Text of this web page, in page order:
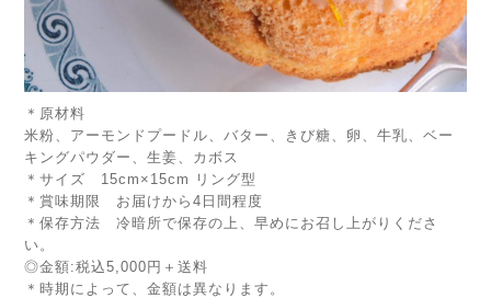
＊原材料
米粉、アーモンドプードル、バター、きび糖、卵、牛乳、ベー
キングパウダー、生姜、カボス
＊サイズ 15cm×15cm リング型
＊賞味期限 お届けから4日間程度
＊保存方法 冷暗所で保存の上、早めにお召し上がりくださ
い。
◎金額:税込5,000円＋送料
＊時期によって、金額は異なります。